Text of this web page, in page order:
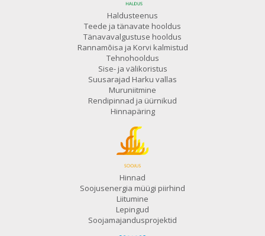
Haldusteenus
Teede ja tänavate hooldus
Tänavavalgustuse hooldus
Rannamõisa ja Korvi kalmistud
Tehnohooldus
Sise- ja välikoristus
Suusarajad Harku vallas
Muruniitmine
Rendipinnad ja üürnikud
Hinnapäring
Hinnad
Soojusenergia müügi piirhind
Liitumine
Lepingud
Soojamajandusprojektid